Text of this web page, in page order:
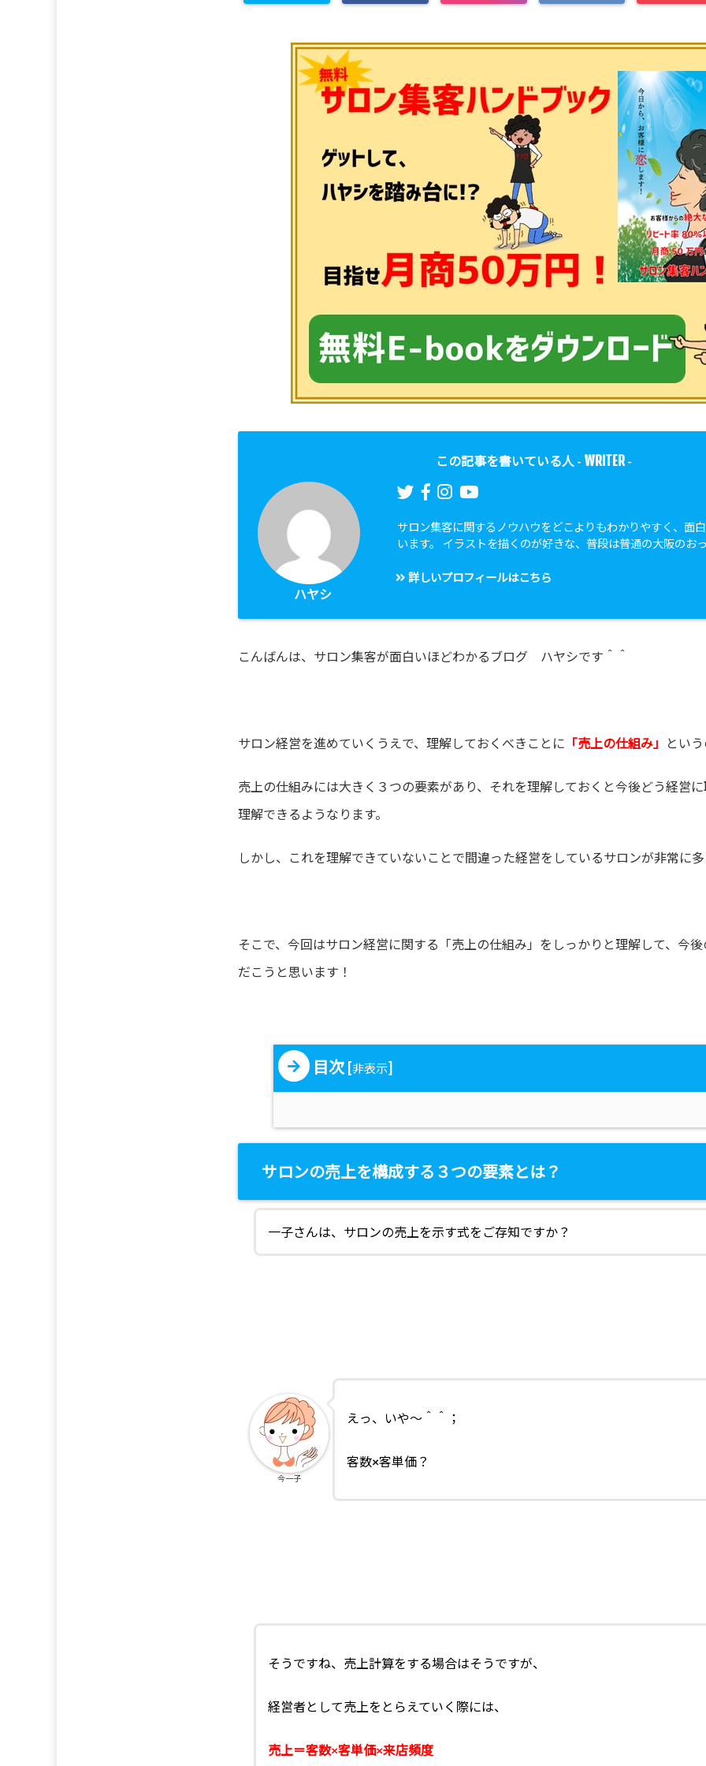
この記事を書いている人 - WRITER-
ハヤシ
サロン集客に関するノウハウをどこよりもわかりやすく、面
います。 イラストを描くのが好きな、普段は普通の大阪のお
詳しいプロフィールはこちら
こんばんは、サロン集客が面白いほどわかるブログ ハヤシです＾＾
サロン経営を進めていくうえで、理解しておくべきことに 「売上の仕組み」 とい
売上の仕組みには大きく３つの要素があり、それを理解しておくと今後どう経営
理解できるようなります。
しかし、これを理解できていないことで間違った経営をしているサロンが非常に
そこで、今回はサロン経営に関する「売上の仕組み」をしっかりと理解して、今
だこうと思います！
目次 [非表示]
サロンの売上を構成する３つの要素とは？
一子さんは、サロンの売上を示す式をご存知ですか？
えっ、いや～＾＾；
客数×客単価？
今一子
そうですね、売上計算をする場合はそうですが、
経営者として売上をとらえていく際には、
売上＝客数×客単価×来店頻度